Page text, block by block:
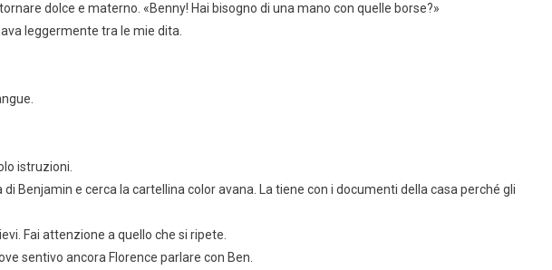
dolce e materno. «Benny! Hai bisogno di una mano con quelle borse?»
leggermente tra le mie dita.
istruzioni.
Benjamin e cerca la cartellina color avana. La tiene con i documenti della casa perché gli
Fai attenzione a quello che si ripete.
sentivo ancora Florence parlare con Ben.